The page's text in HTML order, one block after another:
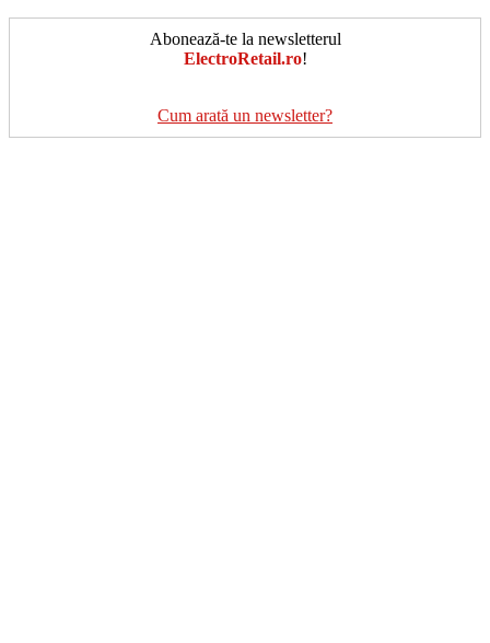
Abonează-te la newsletterul
ElectroRetail.ro!
Cum arată un newsletter?